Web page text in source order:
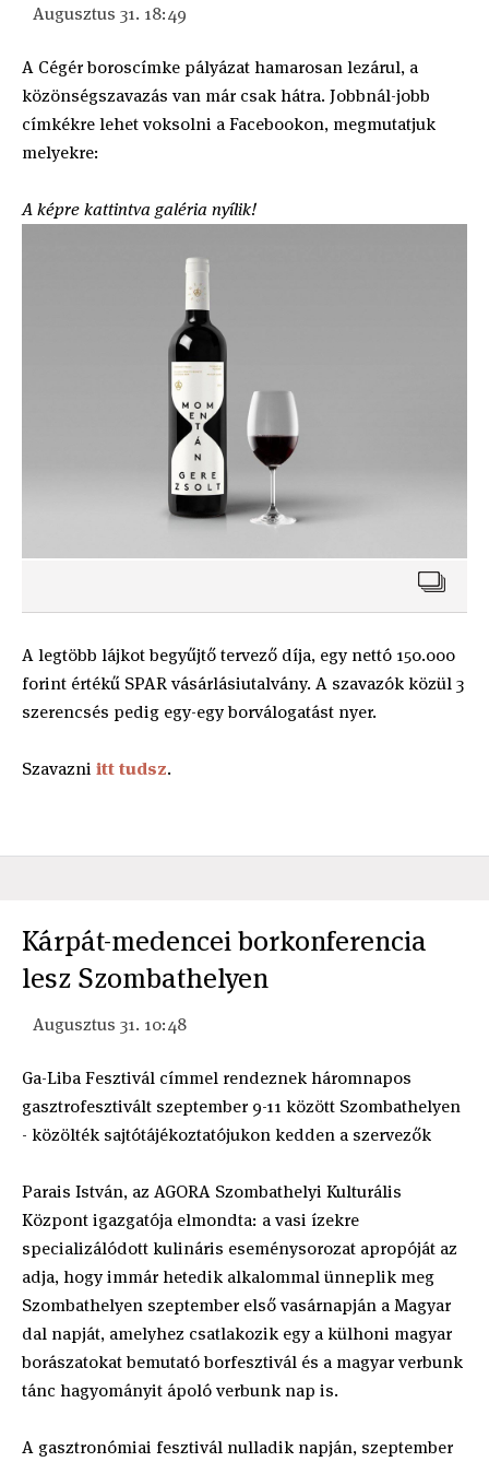
Augusztus 31. 18:49
A Cégér boroscímke pályázat hamarosan lezárul, a
közönségszavazás van már csak hátra. Jobbnál-jobb
címkékre lehet voksolni a Facebookon, megmutatjuk
melyekre:
A képre kattintva galéria nyílik!
A legtöbb lájkot begyűjtő tervező díja, egy nettó 150.000
forint értékű SPAR vásárlásiutalvány. A szavazók közül 3
szerencsés pedig egy-egy borválogatást nyer.
Szavazni itt tudsz.
Kárpát-medencei borkonferencia
lesz Szombathelyen
Augusztus 31. 10:48
Ga-Liba Fesztivál címmel rendeznek háromnapos
gasztrofesztivált szeptember 9-11 között Szombathelyen
- közölték sajtótájékoztatójukon kedden a szervezők
Parais István, az AGORA Szombathelyi Kulturális
Központ igazgatója elmondta: a vasi ízekre
specializálódott kulináris eseménysorozat apropóját az
adja, hogy immár hetedik alkalommal ünneplik meg
Szombathelyen szeptember első vasárnapján a Magyar
dal napját, amelyhez csatlakozik egy a külhoni magyar
borászatokat bemutató borfesztivál és a magyar verbunk
tánc hagyományit ápoló verbunk nap is.
A gasztronómiai fesztivál nulladik napján, szeptember